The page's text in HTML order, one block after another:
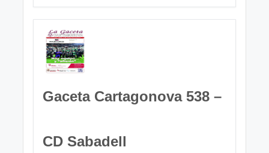
Gaceta Cartagonova 538 –
CD Sabadell